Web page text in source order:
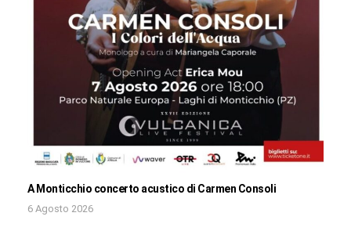
A Monticchio concerto acustico di Carmen Consoli
6 Agosto 2026